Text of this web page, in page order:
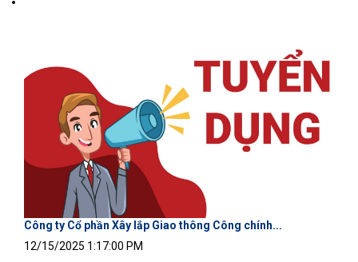
Công ty Cổ phần Xây lắp Giao thông Công chính...
12/15/2025 1:17:00 PM